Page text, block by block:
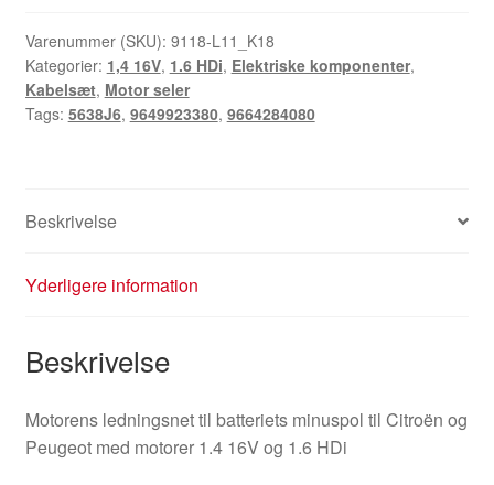
Citroën
Peugeot
9664284080
9649923380
Varenummer (SKU): 9118-L11_K18
Kategorier: 1,4 16V, 1.6 HDi, Elektriske komponenter,
Kabelsæt, Motor seler
Tags: 5638J6, 9649923380, 9664284080
Beskrivelse
Yderligere information
Beskrivelse
Motorens ledningsnet til batteriets minuspol til Citroën og
Peugeot med motorer 1.4 16V og 1.6 HDi